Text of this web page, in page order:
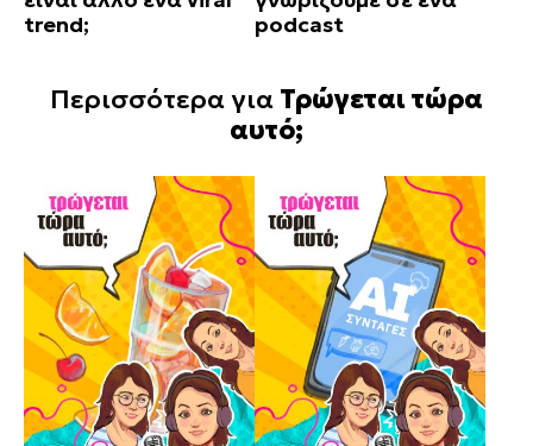
trend;
podcast
Περισσότερα για Τρώγεται τώρα
αυτό;